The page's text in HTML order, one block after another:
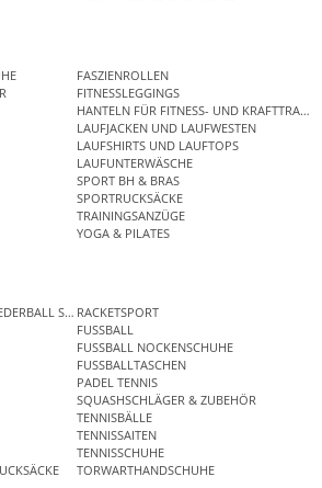
FASZIENROLLEN
FITNESSLEGGINGS
HANTELN FÜR FITNESS- UND
LAUFJACKEN UND LAUFWESTEN
LAUFSHIRTS UND LAUFTOPS
LAUFUNTERWÄSCHE
SPORT BH & BRAS
SPORTRUCKSÄCKE
TRAININGSANZÜGE
YOGA & PILATES
SETSRACKETSPORT
FUSSBALL
FUSSBALL NOCKENSCHUHE
FUSSBALLTASCHEN
PADEL TENNIS
SQUASHSCHLÄGER & ZUBEHÖR
TENNISBÄLLE
TENNISSAITEN
TENNISSCHUHE
TORWARTHANDSCHUHE